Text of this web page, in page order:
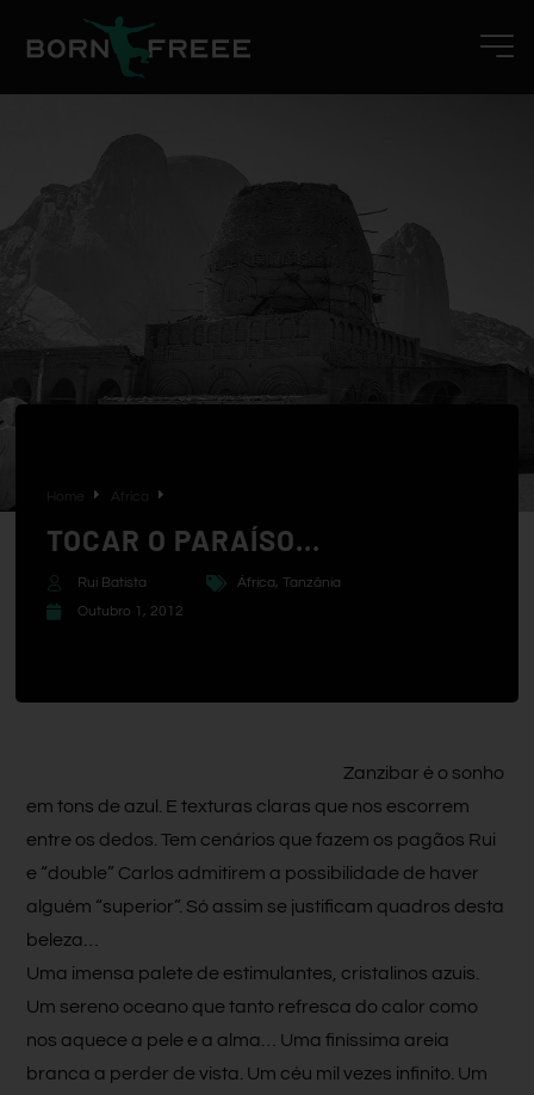
TOCAR O PARAÍSO…
Rui Batista África, Tanzânia
Outubro 1, 2012
Zanzibar é o sonho
em tons de azul. E texturas claras que nos escorrem
entre os dedos. Tem cenários que fazem os pagãos Rui
e “double” Carlos admitirem a possibilidade de haver
alguém “superior”. Só assim se justificam quadros desta
beleza…
Uma imensa palete de estimulantes, cristalinos azuis.
Um sereno oceano que tanto refresca do calor como
nos aquece a pele e a alma… Uma finíssima areia
branca a perder de vista. Um céu mil vezes infinito. Um